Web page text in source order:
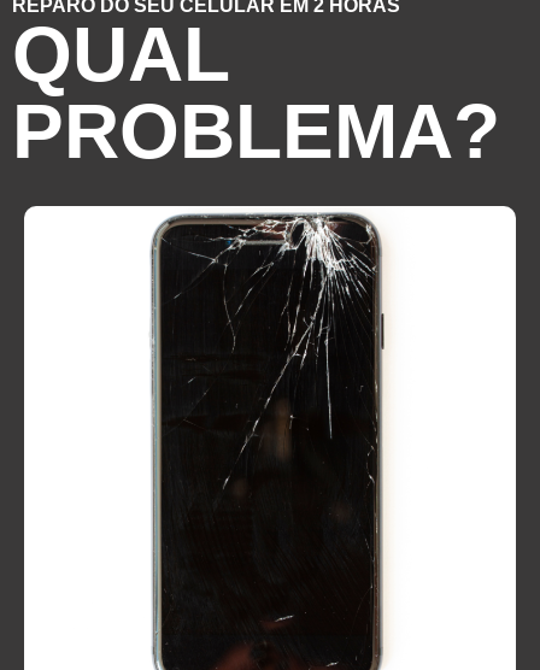
REPARO DO SEU CELULAR EM 2 HORAS
QUAL
PROBLEMA?